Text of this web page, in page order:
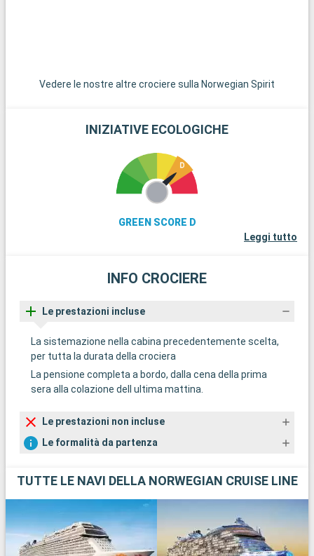
Vedere le nostre altre crociere sulla Norwegian Spirit
INIZIATIVE ECOLOGICHE
GREEN SCORE D
Leggi tutto
INFO CROCIERE
Le prestazioni incluse
La sistemazione nella cabina precedentemente scelta,
per tutta la durata della crociera
La pensione completa a bordo, dalla cena della prima
sera alla colazione dell ultima mattina.
Le prestazioni non incluse
Le formalità da partenza
TUTTE LE NAVI DELLA NORWEGIAN CRUISE LINE